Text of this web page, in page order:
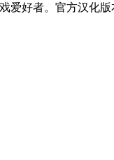
好者。官方汉化版